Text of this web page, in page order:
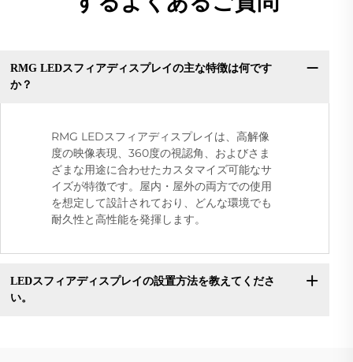
RMG LEDスフィアディスプレイの主な特徴は何です
か？
RMG LEDスフィアディスプレイは、高解像
度の映像表現、360度の視認角、およびさま
ざまな用途に合わせたカスタマイズ可能なサ
イズが特徴です。屋内・屋外の両方での使用
を想定して設計されており、どんな環境でも
耐久性と高性能を発揮します。
LEDスフィアディスプレイの設置方法を教えてくださ
い。